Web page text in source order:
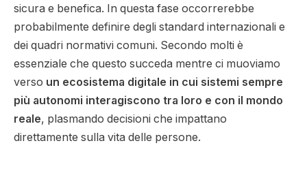
sicura e benefica. In questa fase occorrerebbe
probabilmente definire degli standard internazionali e
dei quadri normativi comuni. Secondo molti è
essenziale che questo succeda mentre ci muoviamo
verso un ecosistema digitale in cui sistemi sempre
più autonomi interagiscono tra loro e con il mondo
reale, plasmando decisioni che impattano
direttamente sulla vita delle persone.